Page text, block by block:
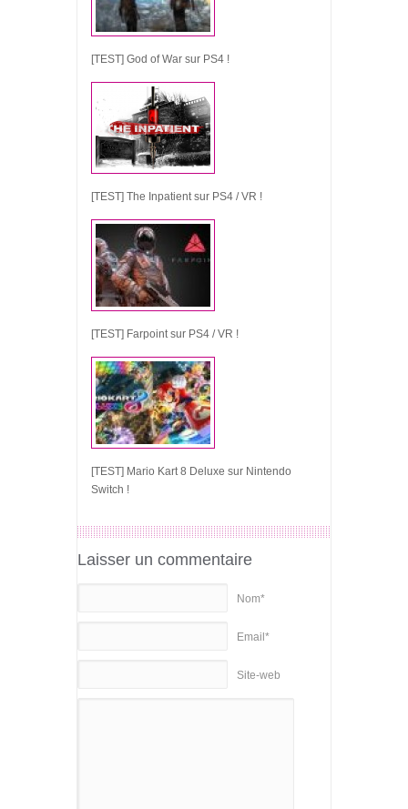
[TEST] God of War sur PS4 !
[TEST] The Inpatient sur PS4 / VR !
[TEST] Farpoint sur PS4 / VR !
[TEST] Mario Kart 8 Deluxe sur Nintendo
Switch !
Laisser un commentaire
Nom*
Email*
Site-web